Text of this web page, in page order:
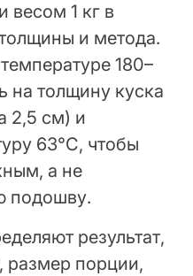
весом 1 кг в
и метода.
180–
на толщину куска
2,5 см) и
63°C, чтобы
а не
подошву.
результат,
порции,